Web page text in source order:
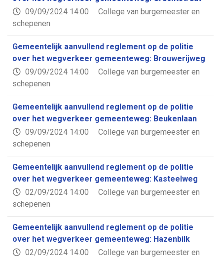
09/09/2024 14:00
College van burgemeester en
schepenen
Gemeentelijk aanvullend reglement op de politie
over het wegverkeer gemeenteweg: Brouwerijweg
09/09/2024 14:00
College van burgemeester en
schepenen
Gemeentelijk aanvullend reglement op de politie
over het wegverkeer gemeenteweg: Beukenlaan
09/09/2024 14:00
College van burgemeester en
schepenen
Gemeentelijk aanvullend reglement op de politie
over het wegverkeer gemeenteweg: Kasteelweg
02/09/2024 14:00
College van burgemeester en
schepenen
Gemeentelijk aanvullend reglement op de politie
over het wegverkeer gemeenteweg: Hazenbilk
02/09/2024 14:00
College van burgemeester en